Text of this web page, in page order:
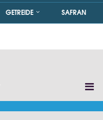
GETREIDE SAFRAN